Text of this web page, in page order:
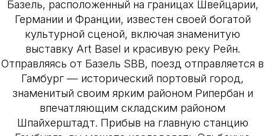
Базель, расположенный на границах Швейцарии,
Германии и Франции, известен своей богатой
культурной сценой, включая знаменитую
выставку Art Basel и красивую реку Рейн.
Отправляясь от Базель SBB, поезд отправляется в
Гамбург — исторический портовый город,
знаменитый своим ярким районом Рипербан и
впечатляющим складским районом
Шпайхерштадт. Прибыв на главную станцию